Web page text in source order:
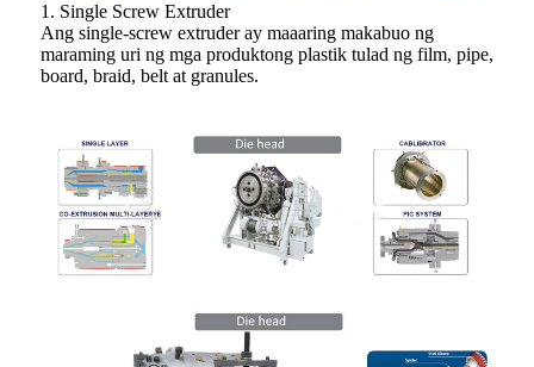
1. Single Screw Extruder
Ang single-screw extruder ay maaaring makabuo ng
maraming uri ng mga produktong plastik tulad ng film, pipe,
board, braid, belt at granules.